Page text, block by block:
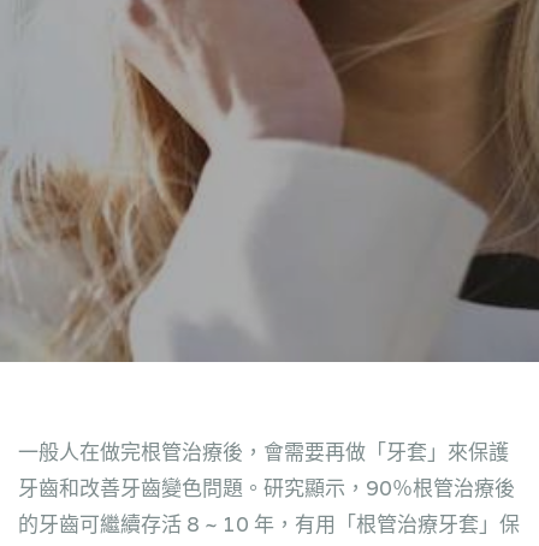
GOOGLE PLUS
一般人在做完根管治療後，會需要再做「牙套」來保護
牙齒和改善牙齒變色問題。研究顯示，90％根管治療後
的牙齒可繼續存活 8 ~ 10 年，有用「根管治療牙套」保